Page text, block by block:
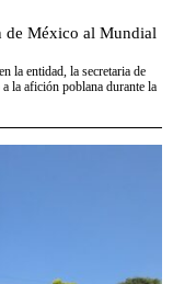
de México al Mundial
la entidad, la secretaria de
la afición poblana durante la